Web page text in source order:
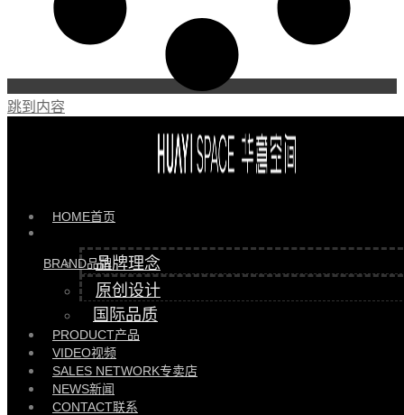
跳到内容
HOME首页
BRAND品牌
品牌理念
原创设计
国际品质
PRODUCT产品
VIDEO视频
SALES NETWORK专卖店
NEWS新闻
CONTACT联系